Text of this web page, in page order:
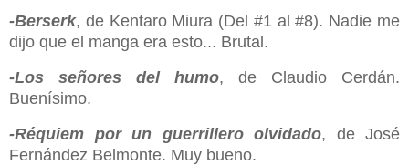
-Berserk, de Kentaro Miura (Del #1 al #8). Nadie me
dijo que el manga era esto... Brutal.
-Los señores del humo, de Claudio Cerdán.
Buenísimo.
-Réquiem por un guerrillero olvidado, de José
Fernández Belmonte. Muy bueno.